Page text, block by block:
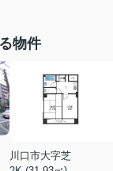
物件
川口市大字芝